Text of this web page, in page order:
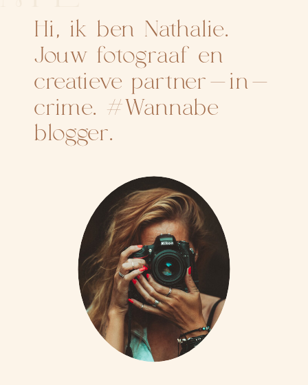
Hi, ik ben Nathalie.
Jouw fotograaf en
creatieve partner-in-
crime. #Wannabe
blogger.